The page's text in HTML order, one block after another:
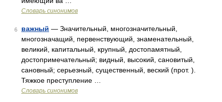
Словарь синонимов
6 важный — Значительный, многозначительный,
многозначащий, первенствующий, знаменательный,
великий, капитальный, крупный, достопамятный,
достопримечательный; видный, высокий, сановитый,
сановный; серьезный, существенный, веский (прот. ).
Тяжкое преступление …
Словарь синонимов